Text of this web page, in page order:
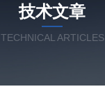
技术文章
TECHNICAL ARTICLES